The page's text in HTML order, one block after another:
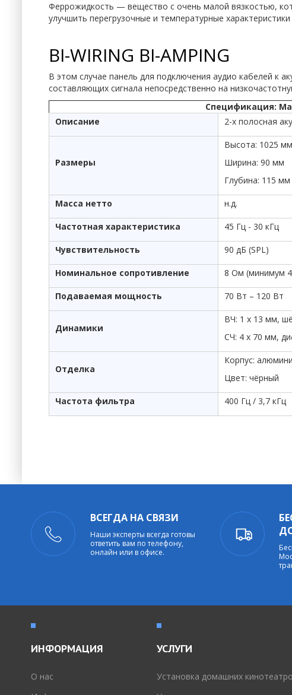
Феррожидкость — вещество с очень малой вязкостью,
улучшить перегрузочные и температурные
BI-WIRING BI-AMPING
В этом случае панель для подключения аудио кабелей к
составляющих сигнала непосредственно на
Спецификация:
Описание
2-х полосная
Размеры
Высота: 1025 мм
Ширина: 90 мм
Глубина: 115 мм
Масса нетто н.д.
Частотная характеристика 45 Гц - 30 кГц
Чувствительность 90 дБ (SPL)
Номинальное сопротивление 8 Ом (минимум
Подаваемая мощность 70 Вт – 120 Вт
Динамики
ВЧ: 1 x 13 мм,
СЧ: 4 х 70 мм,
Отделка
Корпус:
Цвет: чёрный
Частота фильтра 400 Гц / 3,7 кГц
ВСЕГДА НА СВЯЗИ
Наши эксперты всегда готовы
ответить вам по телефону,
онлайн или в офисе.
ИНФОРМАЦИЯ
O нас
УСЛУГИ
Установка домашних